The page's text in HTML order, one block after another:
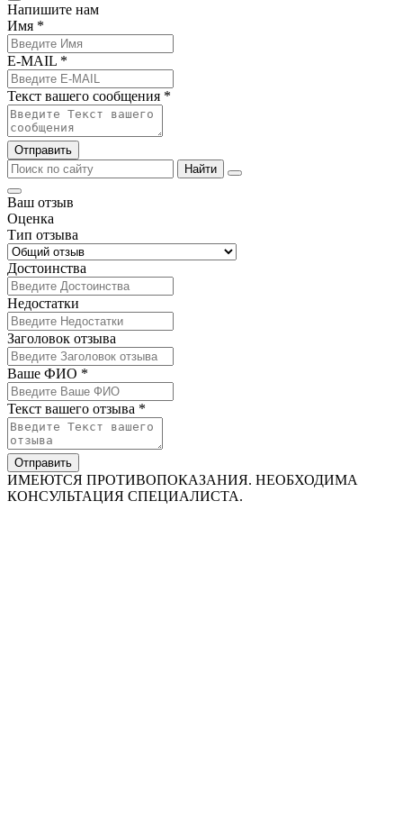
Напишите нам
Имя *
E-MAIL *
Текст вашего сообщения *
Отправить
Найти
Ваш отзыв
Оценка
Тип отзыва
Достоинства
Недостатки
Заголовок отзыва
Ваше ФИО *
Текст вашего отзыва *
Отправить
ИМЕЮТСЯ ПРОТИВОПОКАЗАНИЯ. НЕОБХОДИМА
КОНСУЛЬТАЦИЯ СПЕЦИАЛИСТА.